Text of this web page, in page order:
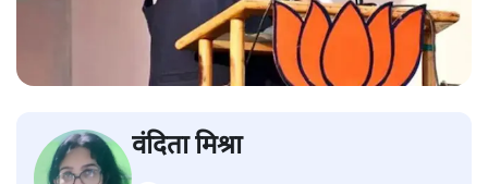
वंदिता मिश्रा